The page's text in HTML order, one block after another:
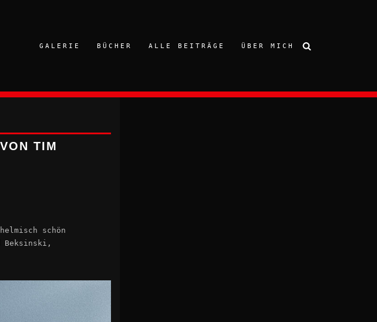
GALERIE BÜCHER ALLE BEITRÄGE ÜBER MICH
TIM
schön
Beksinski,